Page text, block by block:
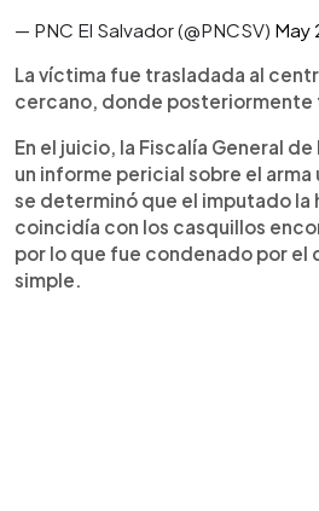
— PNC El Salvador (@PNCSV) May
La víctima fue trasladada al
cercano, donde posteriormente
En el juicio, la Fiscalía General
un informe pericial sobre el
se determinó que el imputado la
coincidía con los casquillos
por lo que fue condenado por
simple.